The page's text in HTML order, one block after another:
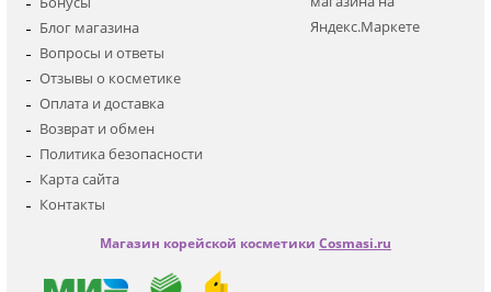
Наборы
Детская
Блог магазина
Вопросы и ответы
Отзывы о косметике
Оплата и доставка
Возврат и обмен
Политика безопасности
Карта сайта
Контакты
Магазин корейской косметики Cosmasi.ru